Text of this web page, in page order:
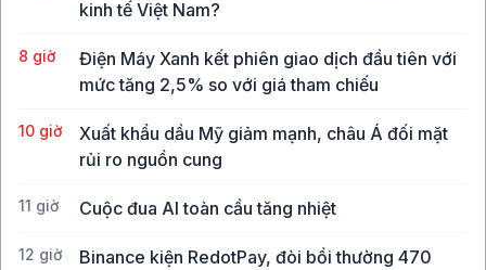
kinh tế Việt Nam?
8 giờ
Điện Máy Xanh kết phiên giao dịch đầu tiên với
mức tăng 2,5% so với giá tham chiếu
10 giờ
Xuất khẩu dầu Mỹ giảm mạnh, châu Á đối mặt
rủi ro nguồn cung
11 giờ Cuộc đua AI toàn cầu tăng nhiệt
12 giờ
Binance kiện RedotPay, đòi bồi thường 470